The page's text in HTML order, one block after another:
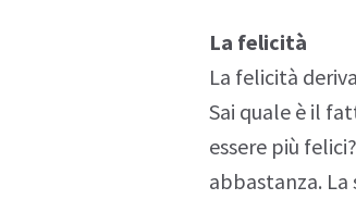
La felicità
La felicità
Sai quale è il
essere più
abbastanza.